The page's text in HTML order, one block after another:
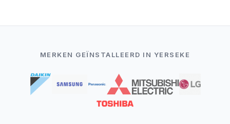
MERKEN GEÏNSTALLEERD IN YERSEKE